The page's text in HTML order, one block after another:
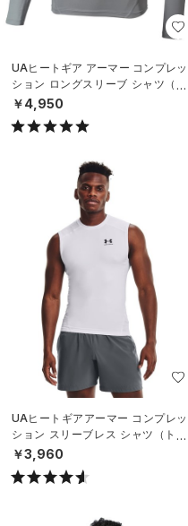
UAヒートギア アーマー コンプレッ
ション ロングスリーブ シャツ（ト
レーニング/MEN）
￥4,950
UAヒートギアアーマー コンプレッ
ション スリーブレス シャツ（トレ
ーニング/MEN）
￥3,960